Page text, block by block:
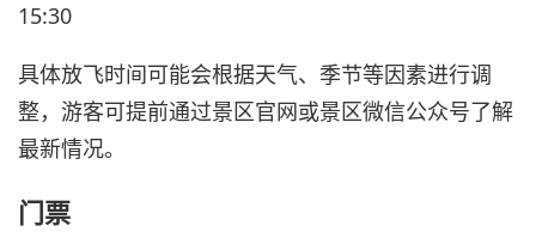
15:30
具体放飞时间可能会根据天气、季节等因素进行调
整，游客可提前通过景区官网或景区微信公众号了解
最新情况。
门票